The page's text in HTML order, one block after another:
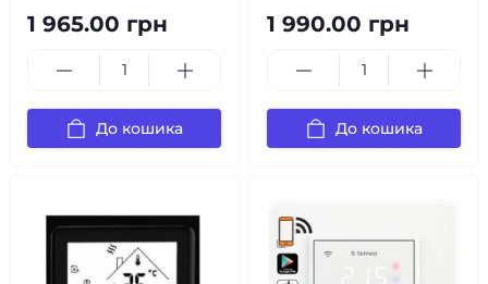
1 965.00 грн
До кошика
1 990.00 грн
До кошика